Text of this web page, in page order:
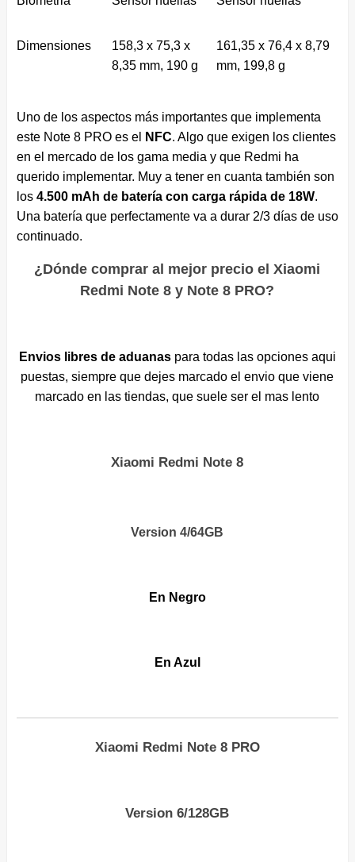
Dimensiones
158,3 x 75,3 x
8,35 mm, 190 g
161,35 x 76,4 x 8,79
mm, 199,8 g
Uno de los aspectos más importantes que implementa
este Note 8 PRO es el
NFC. Algo que exigen los clientes
en el mercado de los gama media y que Redmi ha
querido implementar. Muy a tener en cuanta también son
los4.500 mAh de batería con carga rápida de 18W.
Una batería que perfectamente va a durar 2/3 días de uso
continuado.
¿Dónde comprar al mejor precio el Xiaomi
Redmi Note 8 y Note 8 PRO?
Envios libres de aduanaspara todas las opciones aqui
puestas, siempre que dejes marcado el envio que viene
marcado en las tiendas, que suele ser el mas lento
Xiaomi Redmi Note 8
Version 4/64GB
En Negro
En Azul
Xiaomi Redmi Note 8 PRO
Version 6/128GB